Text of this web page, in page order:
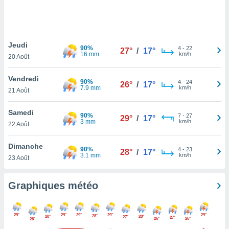
pas
de
à
cas,
que
sur le
et que
ne
Jeudi
20 Août
90%
16 mm
27° / 17° 4- 22
km/h
Vendredi
21 Août
90%
7.9 mm
26° / 17° 4- 24
km/h
Samedi
22 Août
90%
3 mm
29° / 17° 7- 27
km/h
Dimanche
23 Août
90%
3.1 mm
28° / 17° 4- 23
km/h
Graphiques météo
29°
26°
28° 29° 29° 28° 29° 27° 28° 26° 27° 26°
29°